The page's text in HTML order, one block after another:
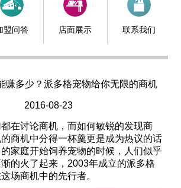
盟问答 店面展示 联系我们
赚多少？派多格宠物给你无限的商机
2016-08-23
讨论商机，而如何敏锐的发现商
商机中分得一杯羹更是成为热议的话
家庭开始饲养宠物的时候，人们似乎
的火了起来，2003年成立的派多格
场商机中的先行者。